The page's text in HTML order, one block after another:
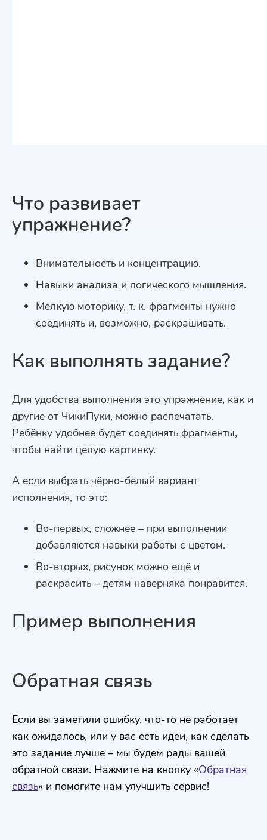
Что развивает
упражнение?
Внимательность и концентрацию.
Навыки анализа и логического мышления.
Мелкую моторику, т. к. фрагменты нужно
соединять и, возможно, раскрашивать.
Как выполнять задание?
Для удобства выполнения это упражнение, как и
другие от ЧикиПуки, можно распечатать.
Ребёнку удобнее будет соединять фрагменты,
чтобы найти целую картинку.
А если выбрать чёрно-белый вариант
исполнения, то это:
Во-первых, сложнее – при выполнении
добавляются навыки работы с цветом.
Во-вторых, рисунок можно ещё и
раскрасить – детям наверняка понравится.
Пример выполнения
Обратная связь
Если вы заметили ошибку, что-то не работает
как ожидалось, или у вас есть идеи, как сделать
это задание лучше – мы будем рады вашей
обратной связи. Нажмите на кнопку «Обратная
связь» и помогите нам улучшить сервис!